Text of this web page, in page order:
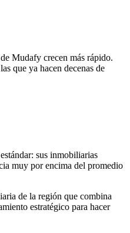
Mudafy crecen más rápido.
que ya hacen decenas de
sus inmobiliarias
muy por encima del promedio
de la región que combina
estratégico para hacer